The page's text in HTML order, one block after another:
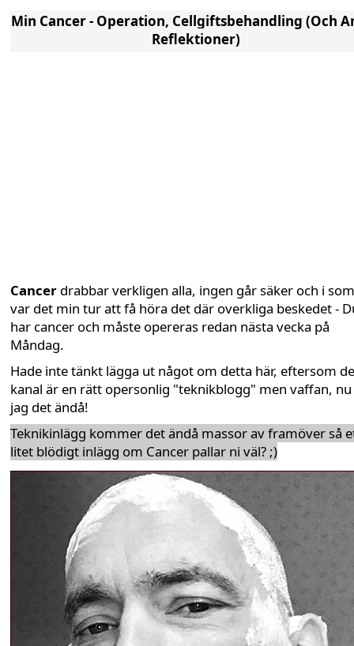
Min Cancer - Operation, Cellgiftsbehandling (Och
Reflektioner)
Cancer drabbar verkligen alla, ingen går säker och i
var det min tur att få höra det där overkliga beskedet -
har cancer och måste opereras redan nästa vecka på
Måndag.
Hade inte tänkt lägga ut något om detta här, eftersom
kanal är en rätt opersonlig "teknikblogg" men vaffan,
jag det ändå!
Teknikinlägg kommer det ändå massor av framöver så
litet blödigt inlägg om Cancer pallar ni väl? ;)